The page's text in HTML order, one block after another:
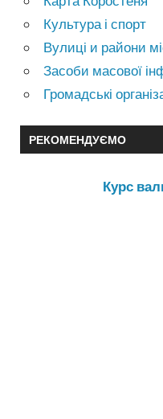
Культура і спорт
Вулиці и райони
Засоби масової
Громадські
РЕКОМЕНДУЄМО
Курс